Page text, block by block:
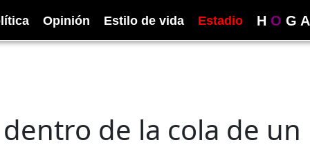
Opinión Estilo de vida Estadio H O G A
de la cola de un